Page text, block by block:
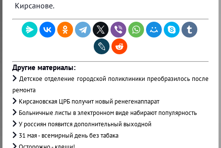
Кирсанове.
Другие материалы:
Детское отделение городской поликлиники преобразилось после
ремонта
Кирсановская ЦРБ получит новый ренегенаппарат
Больничные листы в электронном виде набирают популярность
У россиян появится дополнительный выходной
31 мая - всемирный день без табака